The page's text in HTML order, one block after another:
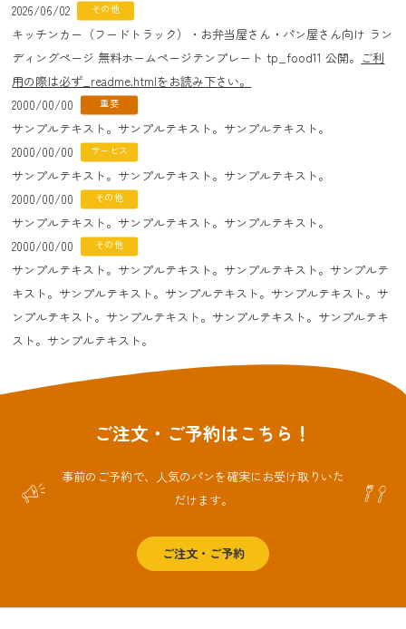
2026/06/02 その他
キッチンカー（フードトラック）・お弁当屋さん・パン屋さん向け ラン
ディングページ 無料ホームページテンプレート tp_food11 公開。 ご利
用の際は必ず_readme.htmlをお読み下さい。
2000/00/00
重要
サンプルテキスト。サンプルテキスト。サンプルテキスト。
2000/00/00
サービス
サンプルテキスト。サンプルテキスト。サンプルテキスト。
2000/00/00
その他
サンプルテキスト。サンプルテキスト。サンプルテキスト。
2000/00/00
その他
サンプルテキスト。サンプルテキスト。サンプルテキスト。サンプルテ
キスト。サンプルテキスト。サンプルテキスト。サンプルテキスト。サ
ンプルテキスト。サンプルテキスト。サンプルテキスト。サンプルテキ
スト。サンプルテキスト。
ご注文・ご予約はこちら！
事前のご予約で、人気のパンを確実にお受け取りいた
だけます。
ご注文・ご予約